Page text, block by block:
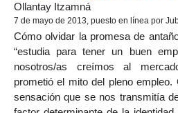
Ollantay Itzamná
7 de mayo de 2013, puesto en línea por
Cómo olvidar la promesa de
“estudia para tener un buen
nosotros/as creímos al
prometió el mito del pleno
sensación que se nos transmitía